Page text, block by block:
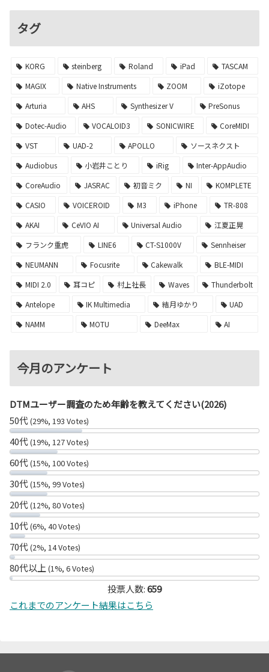
タグ
KORG steinberg Roland iPad
TASCAM
MAGIX
Native Instruments ZOOM
iZotope
Arturia
AHS Synthesizer V
PreSonus
Dotec-Audio
VOCALOID3 SONICWIRE
CoreMIDI
VST
UAD-2 APOLLO
ソースネクスト
Audiobus
小岩井ことり iRig
Inter-AppAudio
CoreAudio
JASRAC 初音ミク NI
KOMPLETE
CASIO
VOICEROID M3 iPhone
TR-808
AKAI
CeVIO AI Universal Audio
江夏正晃
フランク重虎
LINE6 CT-S1000V
Sennheiser
NEUMANN
Focusrite Cakewalk
BLE-MIDI
MIDI 2.0
耳コピ 村上社長 Waves
Thunderbolt
Antelope
IK Multimedia 結月ゆかり
UAD
NAMM
MOTU DeeMax AI
今月のアンケート
DTMユーザー調査のため年齢を教えてください(2026)
50代(29%, 193 Votes)
40代(19%, 127 Votes)
60代(15%, 100 Votes)
30代(15%, 99 Votes)
20代(12%, 80 Votes)
10代(6%, 40 Votes)
70代(2%, 14 Votes)
80代以上(1%, 6 Votes)
投票人数:659
これまでのアンケート結果はこちら